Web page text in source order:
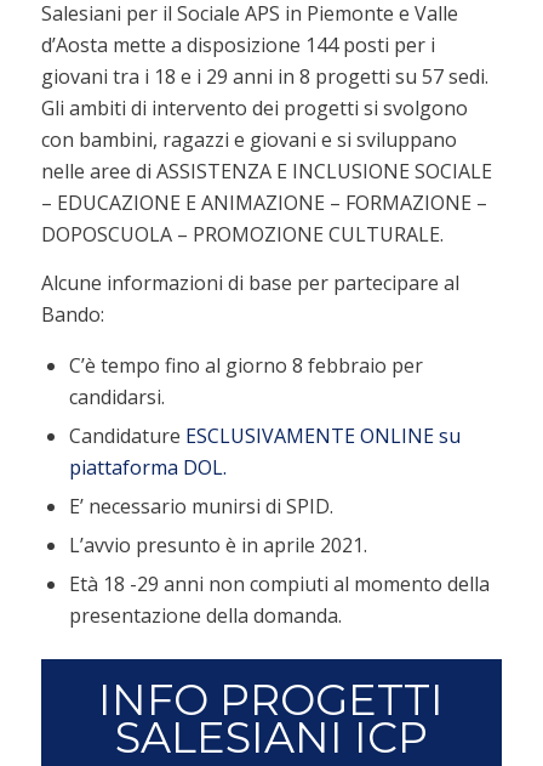
Salesiani per il Sociale APS in Piemonte e Valle
d’Aosta mette a disposizione 144 posti per i
giovani tra i 18 e i 29 anni in 8 progetti su 57 sedi.
Gli ambiti di intervento dei progetti si svolgono
con bambini, ragazzi e giovani e si sviluppano
nelle aree di ASSISTENZA E INCLUSIONE SOCIALE
– EDUCAZIONE E ANIMAZIONE – FORMAZIONE –
DOPOSCUOLA – PROMOZIONE CULTURALE.
Alcune informazioni di base per partecipare al
Bando:
C’è tempo fino al giorno 8 febbraio per
candidarsi.
Candidature ESCLUSIVAMENTE ONLINE su
piattaforma DOL.
E’ necessario munirsi di SPID.
L’avvio presunto è in aprile 2021.
Età 18 -29 anni non compiuti al momento della
presentazione della domanda.
INFO PROGETTI
SALESIANI ICP